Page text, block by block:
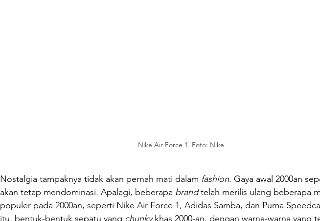
Nike Air Force 1. Foto: Nike
Nostalgia tampaknya tidak akan pernah mati dalam fashion. Gaya awal 2000an
akan tetap mendominasi. Apalagi, beberapa brand telah merilis ulang beberapa
populer pada 2000an, seperti Nike Air Force 1, Adidas Samba, dan Puma
itu, bentuk-bentuk sepatu yang chunky khas 2000-an, dengan warna-warna yang